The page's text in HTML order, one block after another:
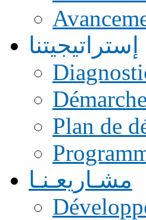
إستراتيجيتنا
Plan de
مشـاريعـنـا